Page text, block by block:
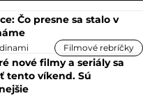
Čo presne sa stalo v
Filmové rebríčky
nové filmy a seriály sa
tento víkend. Sú